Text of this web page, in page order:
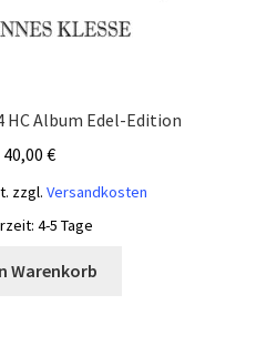
HC Album Edel-Edition
40,00 €
zzgl. Versandkosten
4-5 Tage
Warenkorb